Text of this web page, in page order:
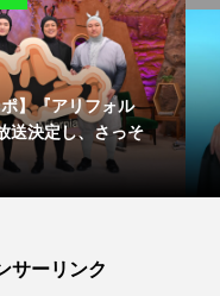
】『アリフォル
送決定し、さっそ
サーリンク